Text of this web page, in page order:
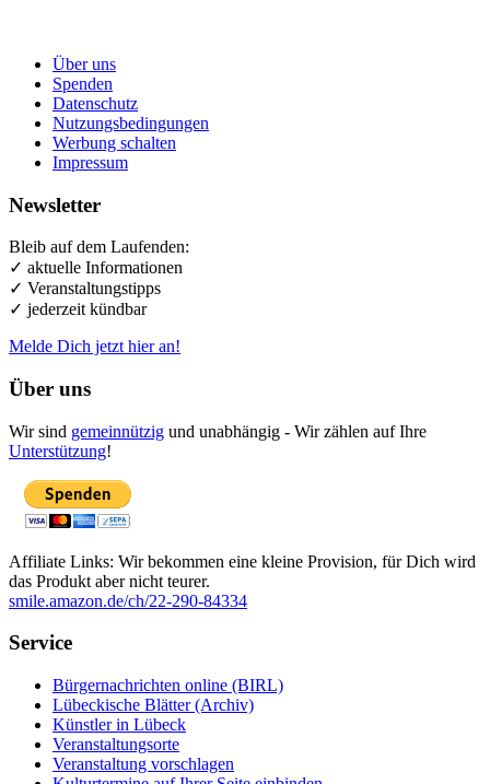
Über uns
Spenden
Datenschutz
Nutzungsbedingungen
Werbung schalten
Impressum
Newsletter
Bleib auf dem Laufenden:
✓ aktuelle Informationen
✓ Veranstaltungstipps
✓ jederzeit kündbar
Melde Dich jetzt hier an!
Über uns
Wir sind gemeinnützig und unabhängig - Wir zählen auf Ihre
Unterstützung!
Affiliate Links: Wir bekommen eine kleine Provision, für Dich wird
das Produkt aber nicht teurer.
smile.amazon.de/ch/22-290-84334
Service
Bürgernachrichten online (BIRL)
Lübeckische Blätter (Archiv)
Künstler in Lübeck
Veranstaltungsorte
Veranstaltung vorschlagen